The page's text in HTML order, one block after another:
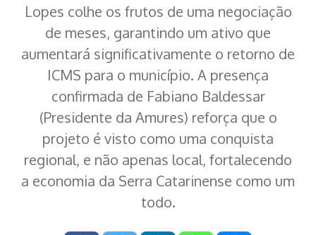
Lopes colhe os frutos de uma negociação
de meses, garantindo um ativo que
aumentará significativamente o retorno de
ICMS para o município. A presença
confirmada de Fabiano Baldessar
(Presidente da Amures) reforça que o
projeto é visto como uma conquista
regional, e não apenas local, fortalecendo
a economia da Serra Catarinense como um
todo.